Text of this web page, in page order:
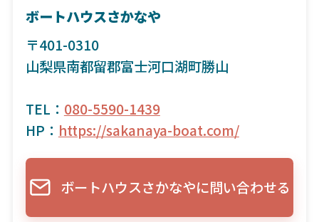
ボートハウスさかなや
〒401-0310
山梨県南都留郡富士河口湖町勝山
TEL： 080-5590-1439
HP： https://sakanaya-boat.com/
ボートハウスさかなやに問い合わせる